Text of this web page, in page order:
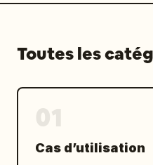
Toutes les
Cas d’utilisation